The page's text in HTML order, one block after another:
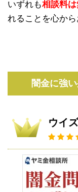
いずれも相談料
れることを心から
闇金に強
ウイ